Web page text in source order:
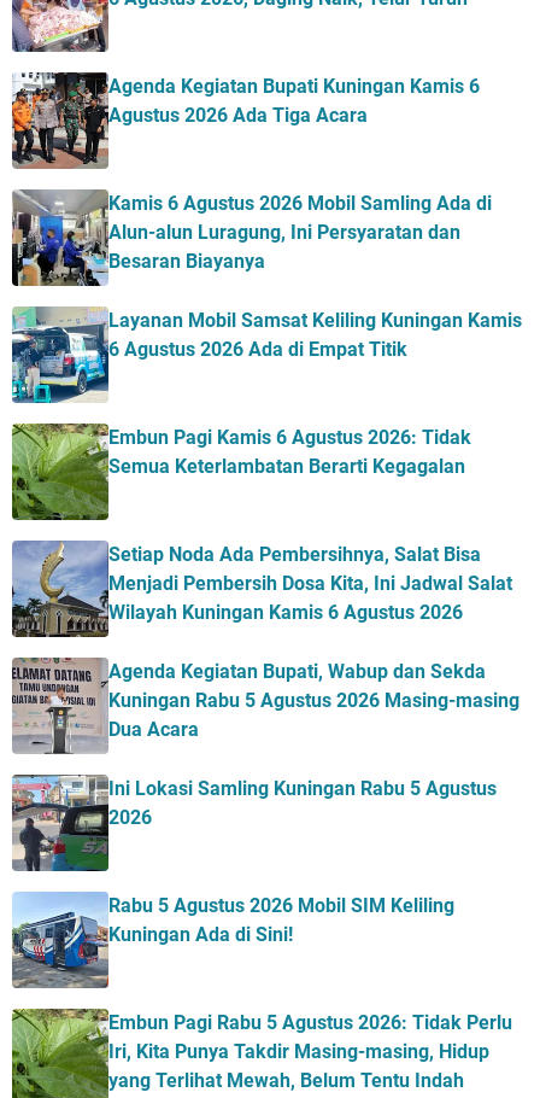
Agenda Kegiatan Bupati Kuningan Kamis 6
Agustus 2026 Ada Tiga Acara
Kamis 6 Agustus 2026 Mobil Samling Ada di
Alun-alun Luragung, Ini Persyaratan dan
Besaran Biayanya
Layanan Mobil Samsat Keliling Kuningan Kamis
6 Agustus 2026 Ada di Empat Titik
Embun Pagi Kamis 6 Agustus 2026: Tidak
Semua Keterlambatan Berarti Kegagalan
Setiap Noda Ada Pembersihnya, Salat Bisa
Menjadi Pembersih Dosa Kita, Ini Jadwal Salat
Wilayah Kuningan Kamis 6 Agustus 2026
Agenda Kegiatan Bupati, Wabup dan Sekda
Kuningan Rabu 5 Agustus 2026 Masing-masing
Dua Acara
Ini Lokasi Samling Kuningan Rabu 5 Agustus
2026
Rabu 5 Agustus 2026 Mobil SIM Keliling
Kuningan Ada di Sini!
Embun Pagi Rabu 5 Agustus 2026: Tidak Perlu
Iri, Kita Punya Takdir Masing-masing, Hidup
yang Terlihat Mewah, Belum Tentu Indah